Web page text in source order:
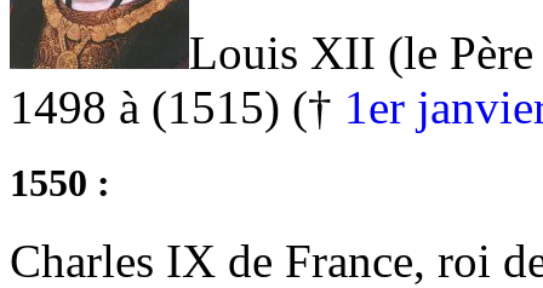
Louis XII (le Père
1498 à (1515) († 1er
1550 :
Charles IX de France, roi